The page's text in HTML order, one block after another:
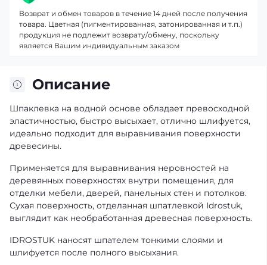
Описание
Шпаклевка на водной основе обладает превосходной
эластичностью, быстро высыхает, отлично шлифуется,
идеально подходит для выравнивания поверхности
древесины.
Применяется для выравнивания неровностей на
деревянных поверхностях внутри помещения, для
отделки мебели, дверей, панельных стен и потолков.
Сухая поверхность, отделанная шпатлевкой Idrostuk,
выглядит как необработанная древесная поверхность.
IDROSTUK наносят шпателем тонкими слоями и
шлифуется после полного высыхания.
Возврат и обмен товаров в течение 14 дней после получения
товара. Цветная (пигментированная, затонированная и т.п.)
продукция не подлежит возврату/обмену, поскольку
является Вашим индивидуальным заказом